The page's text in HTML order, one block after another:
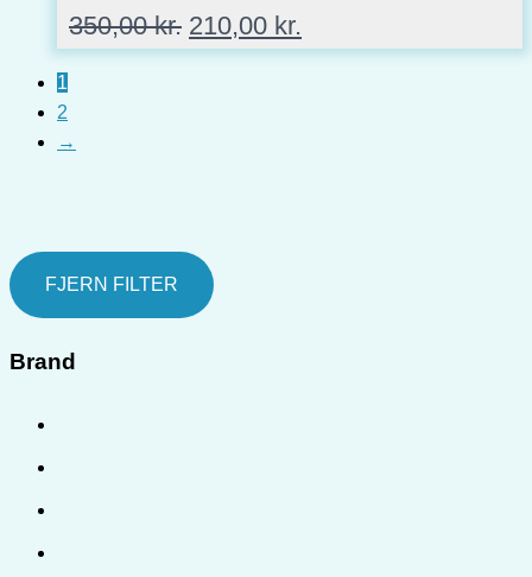
FJERN FILTER
Brand
350,00kr. Den
oprindelige
210,00 kr.
aktuelle
1
2
→